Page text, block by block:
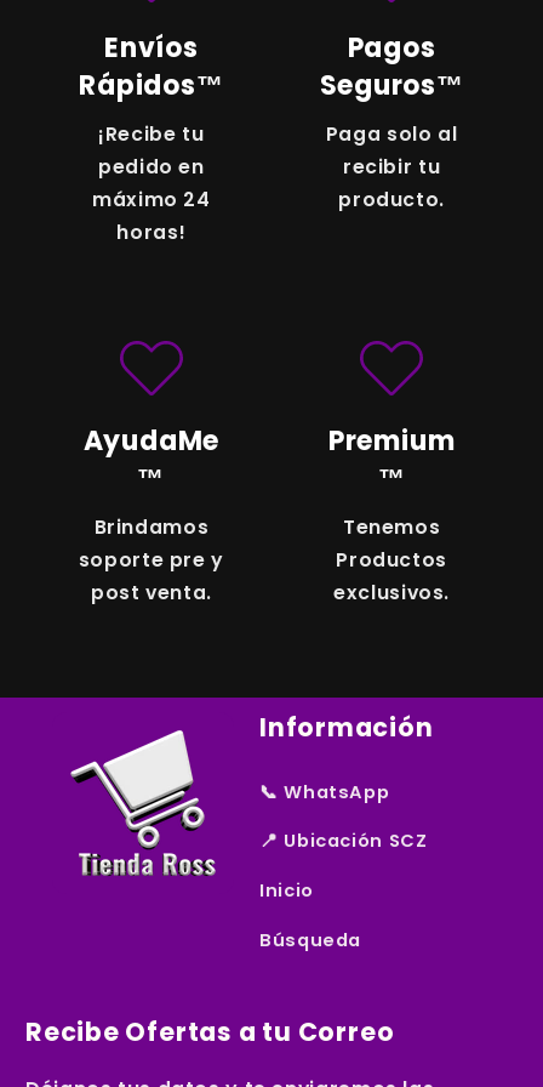
Envíos
Rápidos™
¡Recibe tu
pedido en
máximo 24
horas!
Pagos
Seguros™
Paga solo al
recibir tu
producto.
AyudaMe
™
Brindamos
soporte pre y
post venta.
Premium
™
Tenemos
Productos
exclusivos.
Información
📞 WhatsApp
📍 Ubicación SCZ
Inicio
Búsqueda
Recibe Ofertas a tu Correo